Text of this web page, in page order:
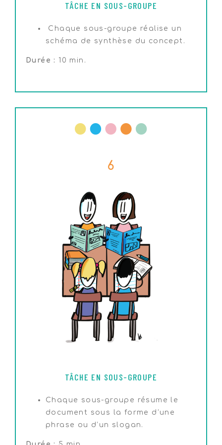
TÂCHE EN SOUS-GROUPE
Chaque sous-groupe réalise un
schéma de synthèse du concept.
Durée : 10 min.
6
TÂCHE EN SOUS-GROUPE
Chaque sous-groupe résume le
document sous la forme d’une
phrase ou d’un slogan.